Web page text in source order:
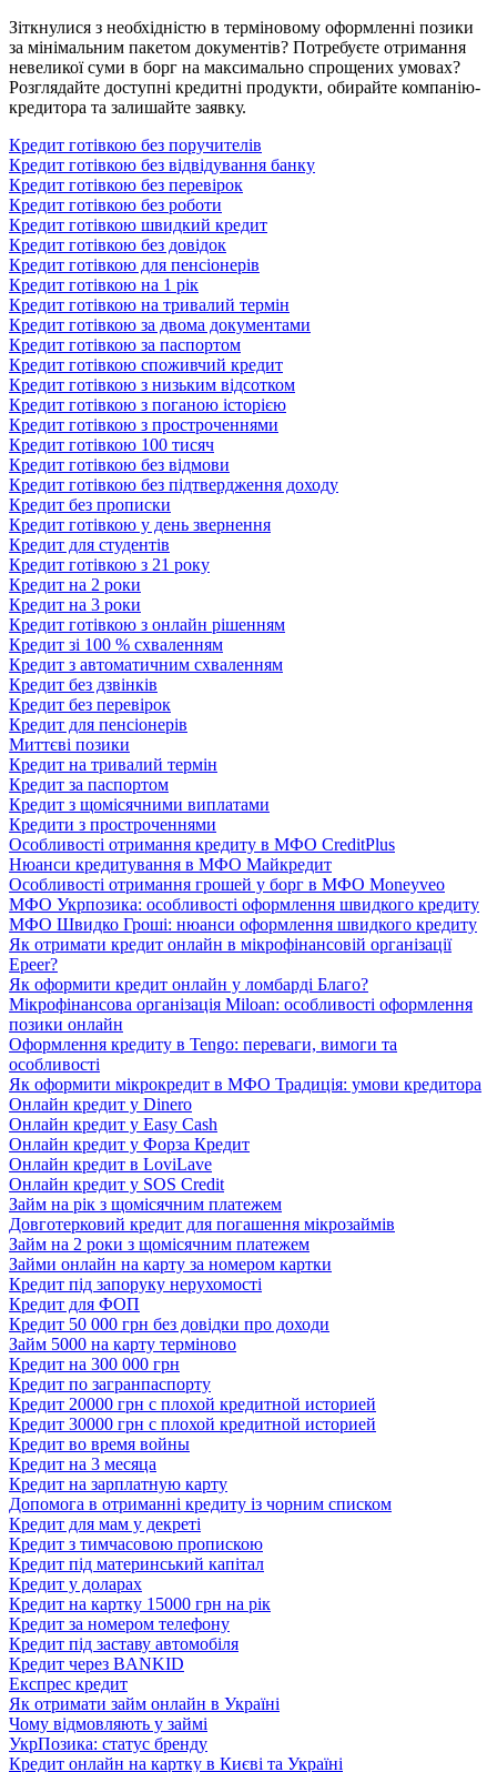
Зіткнулися з необхідністю в терміновому оформленні позики
за мінімальним пакетом документів? Потребуєте отримання
невеликої суми в борг на максимально спрощених умовах?
Розглядайте доступні кредитні продукти, обирайте компанію-
кредитора та залишайте заявку.
Кредит готівкою без поручителів
Кредит готівкою без відвідування банку
Кредит готівкою без перевірок
Кредит готівкою без роботи
Кредит готівкою швидкий кредит
Кредит готівкою без довідок
Кредит готівкою для пенсіонерів
Кредит готівкою на 1 рік
Кредит готівкою на тривалий термін
Кредит готівкою за двома документами
Кредит готівкою за паспортом
Кредит готівкою споживчий кредит
Кредит готівкою з низьким відсотком
Кредит готівкою з поганою історією
Кредит готівкою з простроченнями
Кредит готівкою 100 тисяч
Кредит готівкою без відмови
Кредит готівкою без підтвердження доходу
Кредит без прописки
Кредит готівкою у день звернення
Кредит для студентів
Кредит готівкою з 21 року
Кредит на 2 роки
Кредит на 3 роки
Кредит готівкою з онлайн рішенням
Кредит зі 100 % схваленням
Кредит з автоматичним схваленням
Кредит без дзвінків
Кредит без перевірок
Кредит для пенсіонерів
Миттєві позики
Кредит на тривалий термін
Кредит за паспортом
Кредит з щомісячними виплатами
Кредити з простроченнями
Особливості отримання кредиту в МФО CreditPlus
Нюанси кредитування в МФО Майкредит
Особливості отримання грошей у борг в МФО Moneyveo
МФО Укрпозика: особливості оформлення швидкого кредиту
МФО Швидко Гроші: нюанси оформлення швидкого кредиту
Як отримати кредит онлайн в мікрофінансовій організації
Epeer?
Як оформити кредит онлайн у ломбарді Благо?
Мікрофінансова організація Miloan: особливості оформлення
позики онлайн
Оформлення кредиту в Tengo: переваги, вимоги та
особливості
Як оформити мікрокредит в МФО Традиція: умови кредитора
Онлайн кредит у Dinero
Онлайн кредит у Easy Cash
Онлайн кредит у Форза Кредит
Онлайн кредит в LoviLave
Онлайн кредит у SOS Credit
Займ на рік з щомісячним платежем
Довготерковий кредит для погашення мікрозаймів
Займ на 2 роки з щомісячним платежем
Займи онлайн на карту за номером картки
Кредит під запоруку нерухомості
Кредит для ФОП
Кредит 50 000 грн без довідки про доходи
Займ 5000 на карту терміново
Кредит на 300 000 грн
Кредит по загранпаспорту
Кредит 20000 грн с плохой кредитной историей
Кредит 30000 грн с плохой кредитной историей
Кредит во время войны
Кредит на 3 месяца
Кредит на зарплатную карту
Допомога в отриманні кредиту із чорним списком
Кредит для мам у декреті
Кредит з тимчасовою пропискою
Кредит під материнський капітал
Кредит у доларах
Кредит на картку 15000 грн на рік
Кредит за номером телефону
Кредит під заставу автомобіля
Кредит через BANKID
Експрес кредит
Як отримати займ онлайн в Україні
Чому відмовляють у займі
УкрПозика: статус бренду
Кредит онлайн на картку в Києві та Україні